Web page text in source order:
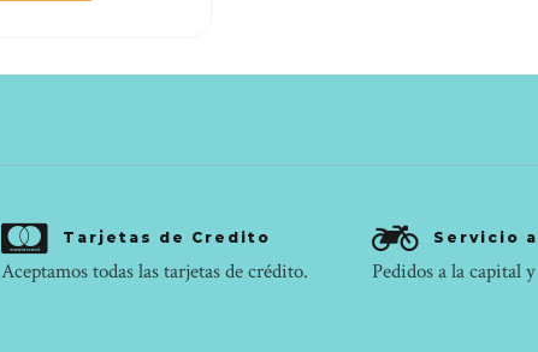
Tarjetas de Credito
Aceptamos todas las tarjetas de crédito.
Servicio
Pedidos a la capital